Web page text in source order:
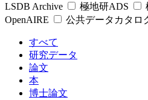
LSDB Archive
極地研ADS
OpenAIRE
公共データカタロ
すべて
研究データ
論文
本
博士論文